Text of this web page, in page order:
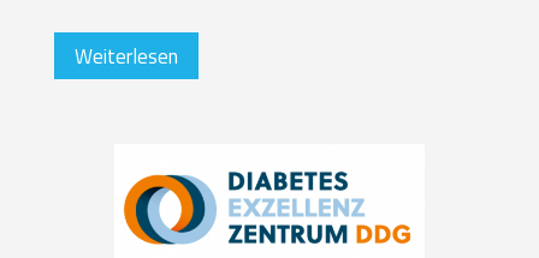
Weiterlesen